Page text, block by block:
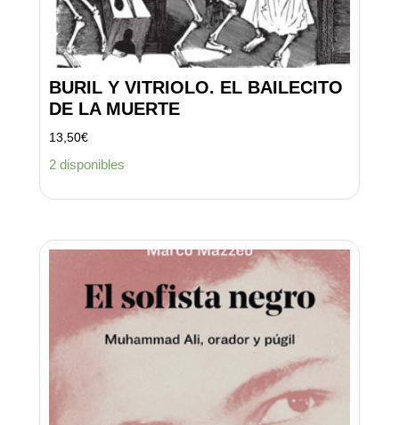
BURIL Y VITRIOLO. EL BAILECITO
DE LA MUERTE
13,50€
2 disponibles